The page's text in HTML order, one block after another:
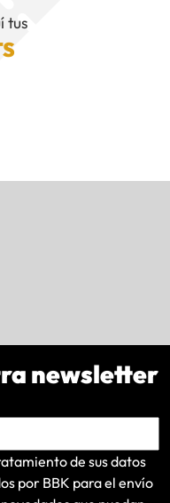
tus
newsletter
de sus datos
por BBK para el envío